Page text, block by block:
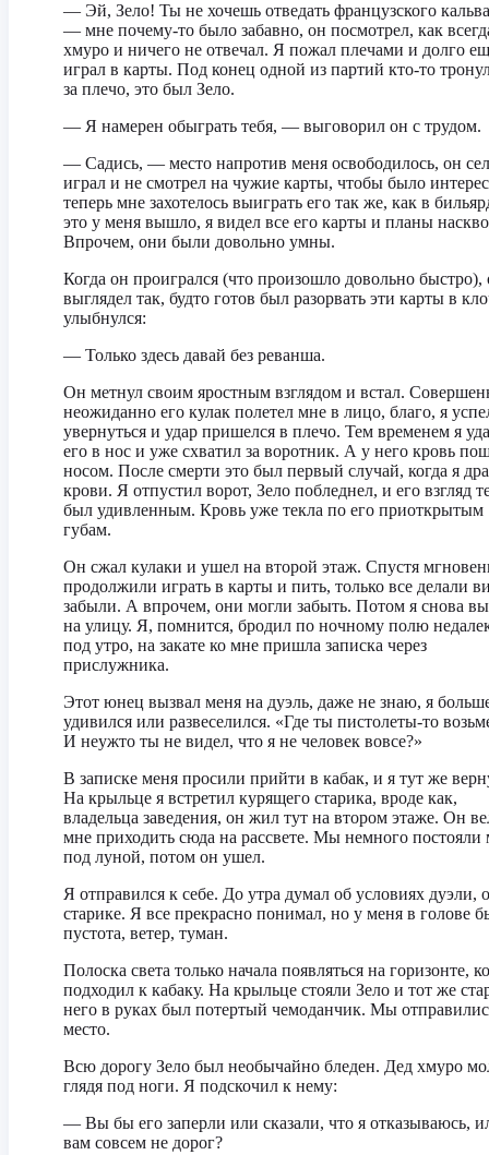
— Эй, Зело! Ты не хочешь отведать французского
— мне почему-то было забавно, он посмотрел, как
хмуро и ничего не отвечал. Я пожал плечами и долго
играл в карты. Под конец одной из партий кто-то
за плечо, это был Зело.
— Я намерен обыграть тебя, — выговорил он с трудом.
— Садись, — место напротив меня освободилось, он
играл и не смотрел на чужие карты, чтобы было
теперь мне захотелось выиграть его так же, как в
это у меня вышло, я видел все его карты и планы
Впрочем, они были довольно умны.
Когда он проигрался (что произошло довольно быстро),
выглядел так, будто готов был разорвать эти карты в
улыбнулся:
— Только здесь давай без реванша.
Он метнул своим яростным взглядом и встал.
неожиданно его кулак полетел мне в лицо, благо, я
увернуться и удар пришелся в плечо. Тем временем я
его в нос и уже схватил за воротник. А у него кровь
носом. После смерти это был первый случай, когда я
крови. Я отпустил ворот, Зело побледнел, и его взгляд
был удивленным. Кровь уже текла по его приоткрытым
губам.
Он сжал кулаки и ушел на второй этаж. Спустя
продолжили играть в карты и пить, только все делали
забыли. А впрочем, они могли забыть. Потом я снова
на улицу. Я, помнится, бродил по ночному полю
под утро, на закате ко мне пришла записка через
прислужника.
Этот юнец вызвал меня на дуэль, даже не знаю, я
удивился или развеселился. «Где ты пистолеты-то
И неужто ты не видел, что я не человек вовсе?»
В записке меня просили прийти в кабак, и я тут же
На крыльце я встретил курящего старика, вроде как,
владельца заведения, он жил тут на втором этаже. Он
мне приходить сюда на рассвете. Мы немного постояли
под луной, потом он ушел.
Я отправился к себе. До утра думал об условиях дуэли, о
старике. Я все прекрасно понимал, но у меня в голове
пустота, ветер, туман.
Полоска света только начала появляться на горизонте,
подходил к кабаку. На крыльце стояли Зело и тот же
него в руках был потертый чемоданчик. Мы
место.
Всю дорогу Зело был необычайно бледен. Дед хмуро
глядя под ноги. Я подскочил к нему:
— Вы бы его заперли или сказали, что я отказываюсь,
вам совсем не дорог?